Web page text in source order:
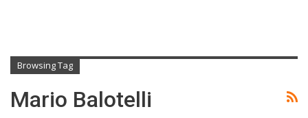
Browsing Tag
Mario Balotelli